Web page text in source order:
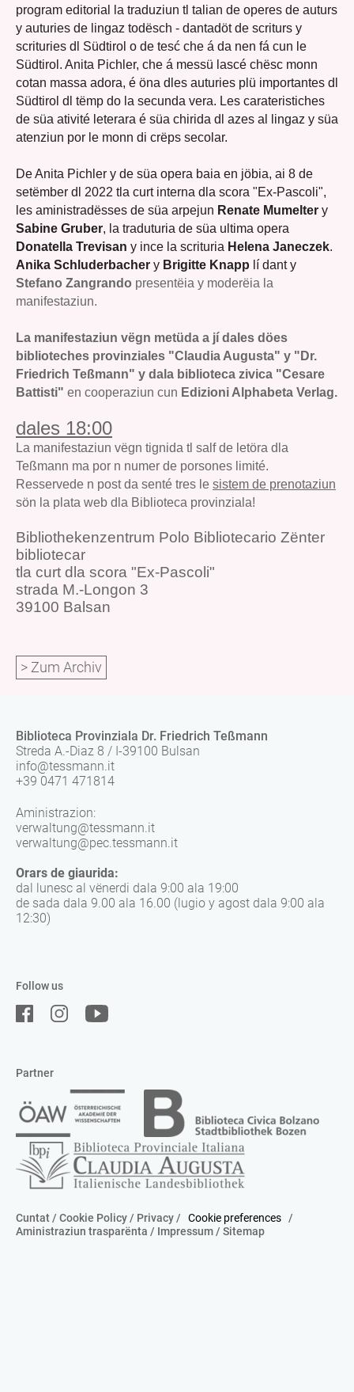
program editorial la traduziun tl talian de operes de auturs
y auturies de lingaz todësch - dantadöt de scriturs y
scrituries dl Südtirol o de tesć che á da nen fá cun le
Südtirol. Anita Pichler, che á messü lascé chësc monn
cotan massa adora, é öna dles auturies plü importantes dl
Südtirol dl tëmp do la secunda vera. Les carateristiches
de süa ativité leterara é süa chirida dl azes al lingaz y süa
atenziun por le monn di crëps secolar.
De Anita Pichler y de süa opera baia en jöbia, ai 8 de
setëmber dl 2022 tla curt interna dla scora "Ex-Pascoli",
les aministradësses de süa arpejun Renate Mumelter y
Sabine Gruber, la traduturia de süa ultima opera
Donatella Trevisan y ince la scrituria Helena Janeczek.
Anika Schluderbacher y Brigitte Knapp lí dant y
Stefano Zangrando presentëia y moderëia la
manifestaziun.
La manifestaziun vëgn metüda a jí dales döes
biblioteches provinziales "Claudia Augusta" y "Dr.
Friedrich Teßmann" y dala biblioteca zivica "Cesare
Battisti" en cooperaziun cun Edizioni Alphabeta Verlag.
dales 18:00
La manifestaziun vëgn tignida tl salf de letöra dla
Teßmann ma por n numer de porsones limité.
Resservede n post da senté tres le sistem de prenotaziun
sön la plata web dla Biblioteca provinziala!
Bibliothekenzentrum Polo Bibliotecario Zënter
bibliotecar
tla curt dla scora "Ex-Pascoli"
strada M.-Longon 3
39100 Balsan
> Zum Archiv
Biblioteca Provinziala Dr. Friedrich Teßmann
Streda A.-Diaz 8 / I-39100 Bulsan
info@tessmann.it
+39 0471 471814
Follow us
Aministrazion:
verwaltung@tessmann.it
verwaltung@pec.tessmann.it
Orars de giaurida:
dal lunesc al vënerdi dala 9:00 ala 19:00
de sada dala 9.00 ala 16.00 (lugio y agost dala 9:00 ala
12:30)
Partner
Cuntat/ Cookie Policy/ Privacy/ Cookie preferences /
Aministraziun trasparënta / Impressum/ Sitemap